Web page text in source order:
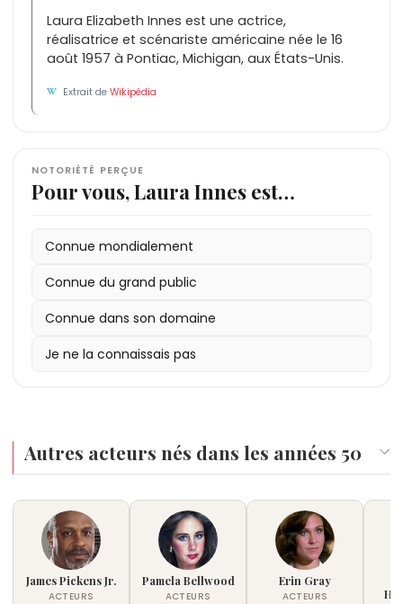
Laura Elizabeth Innes est une actrice,
réalisatrice et scénariste américaine née le 16
août 1957 à Pontiac, Michigan, aux États-Unis.
Extrait deWikipédia
NOTORIÉTÉ PERÇUE
Pour vous, Laura Innes est…
Connue mondialement
Connue du grand public
Connue dans son domaine
Je ne la connaissais pas
Autres acteurs nés dans les années 50
James Pickens Jr.
ACTEURS
Pamela Bellwood
ACTEURS
Erin Gray
ACTEURS